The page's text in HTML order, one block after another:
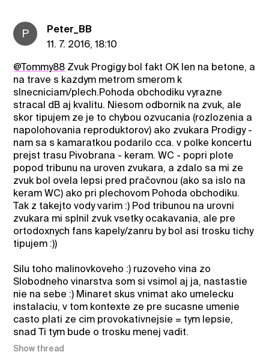
P
Peter_BB
11. 7. 2016, 18:10
@Tommy88 Zvuk Progigy bol fakt OK len na betone, a
na trave s kazdym metrom smerom k
slnecniciam/plech.Pohoda obchodiku vyrazne
stracal dB aj kvalitu. Niesom odbornik na zvuk, ale
skor tipujem ze je to chybou ozvucania (rozlozenia a
napolohovania reproduktorov) ako zvukara Prodigy -
nam sa s kamaratkou podarilo cca. v polke koncertu
prejst trasu Pivobrana - keram. WC - popri plote
popod tribunu na uroven zvukara, a zdalo sa mi ze
zvuk bol ovela lepsi pred pračovnou (ako sa islo na
keram WC) ako pri plechovom Pohoda obchodiku.
Tak z takejto vody varim :) Pod tribunou na urovni
zvukara mi splnil zvuk vsetky ocakavania, ale pre
ortodoxnych fans kapely/zanru by bol asi trosku tichy
tipujem :))
Silu toho malinovkoveho :) ruzoveho vina zo
Slobodneho vinarstva som si vsimol aj ja, nastastie
nie na sebe :) Minaret skus vnimat ako umelecku
instalaciu, v tom kontexte ze pre sucasne umenie
casto plati ze cim provokativnejsie = tym lepsie,
snad Ti tym bude o trosku menej vadit.
Show thread